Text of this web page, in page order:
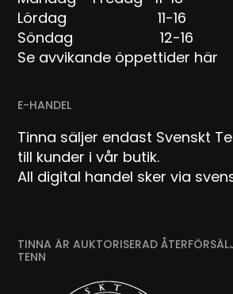
Lördag 11-16
Söndag 12-16
Se avvikande öppettider här
E-HANDEL
Tinna säljer endast Svenskt
till kunder i vår butik.
All digital handel sker via
TINNA ÄR AUKTORISERAD
TENN